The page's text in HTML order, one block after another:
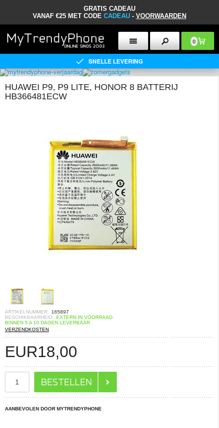
GRATIS CADEAU
VANAF €25 MET CODE CADEAU - VOORWAARDEN
0
SNELLE LEVERING
HUAWEI P9, P9 LITE, HONOR 8 BATTERIJ
HB366481ECW
ARTIKELNUMMER:
165897
BESCHIKBAARHEID: EXTERN IN VOORRAAD.
BINNEN 5 A 10 DAGEN LEVERBAAR
VERZENDKOSTEN
EUR18,00
AANBEVOLEN DOOR MYTRENDYPHONE